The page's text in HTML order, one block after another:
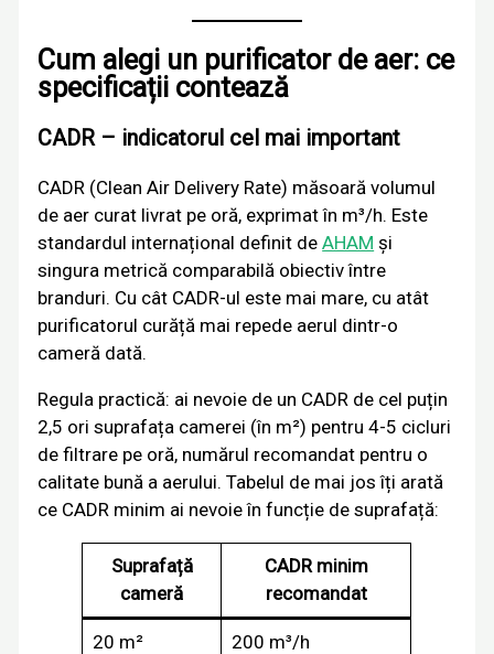
Cum alegi un purificator de aer: ce
specificații contează
CADR – indicatorul cel mai important
CADR (Clean Air Delivery Rate) măsoară volumul
de aer curat livrat pe oră, exprimat în m³/h. Este
standardul internațional definit deAHAM și
singura metrică comparabilă obiectiv între
branduri. Cu cât CADR-ul este mai mare, cu atât
purificatorul curăță mai repede aerul dintr-o
cameră dată.
Regula practică: ai nevoie de un CADR de cel puțin
2,5 ori suprafața camerei (în m²) pentru 4-5 cicluri
de filtrare pe oră, numărul recomandat pentru o
calitate bună a aerului. Tabelul de mai jos îți arată
ce CADR minim ai nevoie în funcție de suprafață:
Suprafață
cameră
CADR minim
recomandat
20 m² 200 m³/h